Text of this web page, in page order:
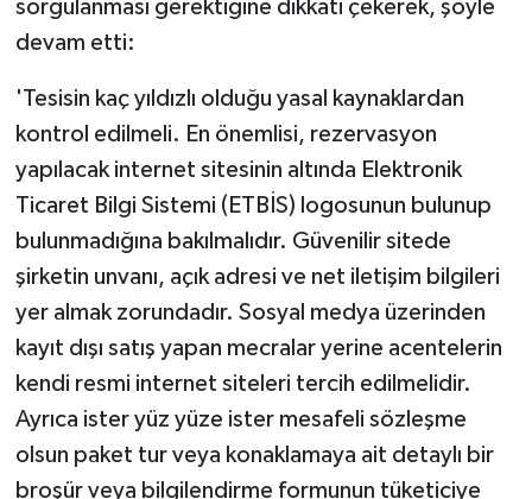
sorgulanması gerektiğine dikkati çekerek, şöyle
devam etti:
'Tesisin kaç yıldızlı olduğu yasal kaynaklardan
kontrol edilmeli. En önemlisi, rezervasyon
yapılacak internet sitesinin altında Elektronik
Ticaret Bilgi Sistemi (ETBİS) logosunun bulunup
bulunmadığına bakılmalıdır. Güvenilir sitede
şirketin unvanı, açık adresi ve net iletişim bilgileri
yer almak zorundadır. Sosyal medya üzerinden
kayıt dışı satış yapan mecralar yerine acentelerin
kendi resmi internet siteleri tercih edilmelidir.
Ayrıca ister yüz yüze ister mesafeli sözleşme
olsun paket tur veya konaklamaya ait detaylı bir
broşür veya bilgilendirme formunun tüketiciye